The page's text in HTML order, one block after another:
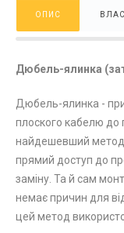
ОПИС
Дюбель-ялинка
Дюбель-ялинка -
плоского кабелю до
найдешевший метод
прямий доступ до
заміну. Та й сам
немає причин для
цей метод